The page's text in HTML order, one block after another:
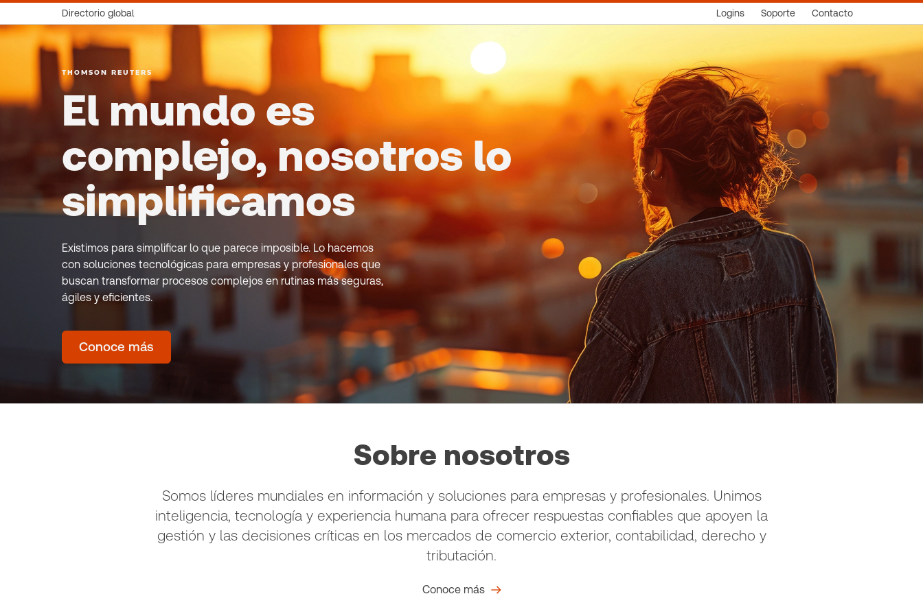
Directorio global Logins Soporte Contacto
THOMSON REUTERS
El mundo es
complejo, nosotros lo
simplificamos
Existimos para simplificar lo que parece imposible. Lo hacemos
con soluciones tecnológicas para empresas y profesionales que
buscan transformar procesos complejos en rutinas más seguras,
ágiles y eficientes.
Conoce más
Sobre nosotros
Somos líderes mundiales en información y soluciones para empresas y profesionales. Unimos
inteligencia, tecnología y experiencia humana para ofrecer respuestas confiables que apoyen la
gestión y las decisiones críticas en los mercados de comercio exterior, contabilidad, derecho y
tributación.
Conoce más